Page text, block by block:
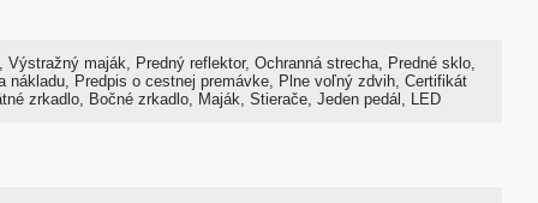
Výstražný maják, Predný reflektor, Ochranná strecha, Predné sklo,
nákladu, Predpis o cestnej premávke, Plne voľný zdvih, Certifikát
zrkadlo, Bočné zrkadlo, Maják, Stierače, Jeden pedál, LED